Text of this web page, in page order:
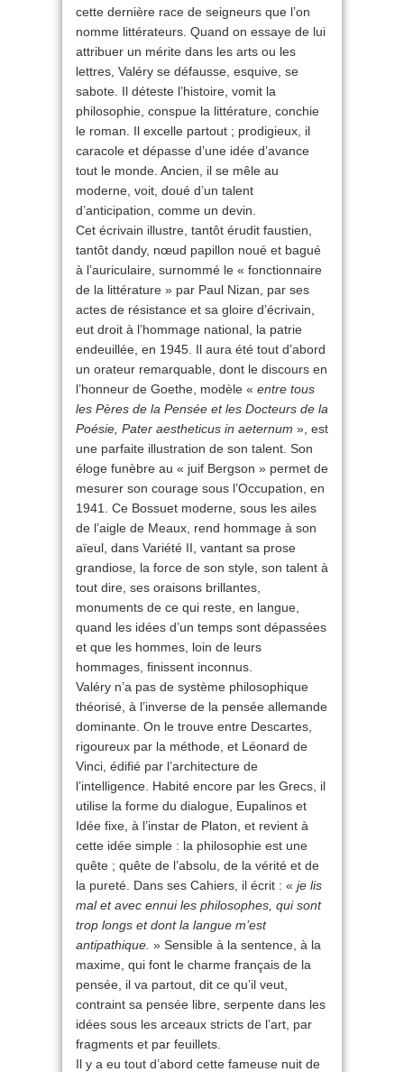
cette dernière race de seigneurs que l’on
nomme littérateurs. Quand on essaye de lui
attribuer un mérite dans les arts ou les
lettres, Valéry se défausse, esquive, se
sabote. Il déteste l’histoire, vomit la
philosophie, conspue la littérature, conchie
le roman. Il excelle partout ; prodigieux, il
caracole et dépasse d’une idée d’avance
tout le monde. Ancien, il se mêle au
moderne, voit, doué d’un talent
d’anticipation, comme un devin.
Cet écrivain illustre, tantôt érudit faustien,
tantôt dandy, nœud papillon noué et bagué
à l’auriculaire, surnommé le « fonctionnaire
de la littérature » par Paul Nizan, par ses
actes de résistance et sa gloire d’écrivain,
eut droit à l’hommage national, la patrie
endeuillée, en 1945. Il aura été tout d’abord
un orateur remarquable, dont le discours en
l’honneur de Goethe, modèle « entre tous
les Pères de la Pensée et les Docteurs de la
Poésie, Pater aestheticus in aeternum », est
une parfaite illustration de son talent. Son
éloge funèbre au « juif Bergson » permet de
mesurer son courage sous l’Occupation, en
1941. Ce Bossuet moderne, sous les ailes
de l’aigle de Meaux, rend hommage à son
aïeul, dans Variété II, vantant sa prose
grandiose, la force de son style, son talent à
tout dire, ses oraisons brillantes,
monuments de ce qui reste, en langue,
quand les idées d’un temps sont dépassées
et que les hommes, loin de leurs
hommages, finissent inconnus.
Valéry n’a pas de système philosophique
théorisé, à l’inverse de la pensée allemande
dominante. On le trouve entre Descartes,
rigoureux par la méthode, et Léonard de
Vinci, édifié par l’architecture de
l’intelligence. Habité encore par les Grecs, il
utilise la forme du dialogue, Eupalinos et
Idée fixe, à l’instar de Platon, et revient à
cette idée simple : la philosophie est une
quête ; quête de l’absolu, de la vérité et de
la pureté. Dans ses Cahiers, il écrit : « je lis
mal et avec ennui les philosophes, qui sont
trop longs et dont la langue m’est
antipathique. » Sensible à la sentence, à la
maxime, qui font le charme français de la
pensée, il va partout, dit ce qu’il veut,
contraint sa pensée libre, serpente dans les
idées sous les arceaux stricts de l’art, par
fragments et par feuillets.
Il y a eu tout d’abord cette fameuse nuit de